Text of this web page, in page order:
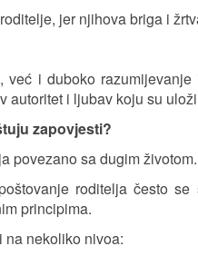
jer njihova briga i
već i duboko
autoritet i ljubav koju su
zapovjesti?
povezano sa dugim životom.
roditelja često
principima.
na nekoliko nivoa: